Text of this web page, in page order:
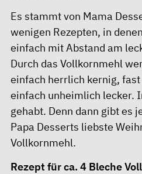
Es stammt von Mama
wenigen Rezepten, in
einfach mit Abstand am
Durch das Vollkornmehl
einfach herrlich kernig, fast
einfach unheimlich lecker.
gehabt. Denn dann gibt es
Papa Desserts liebste
Vollkornmehl.
Rezept für ca. 4 Bleche